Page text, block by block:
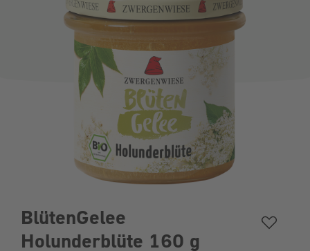
BlütenGelee
Holunderblüte 160 g